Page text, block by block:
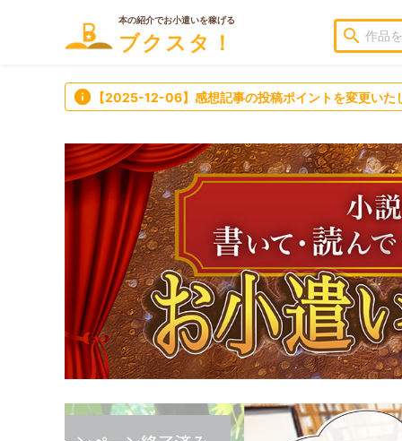
本の紹介でお小遣いを稼げる
ブクスタ！ search
info 【2025-12-06】感想記事の投稿ポイントを変更いた